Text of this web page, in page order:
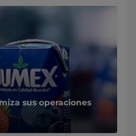
sus operaciones